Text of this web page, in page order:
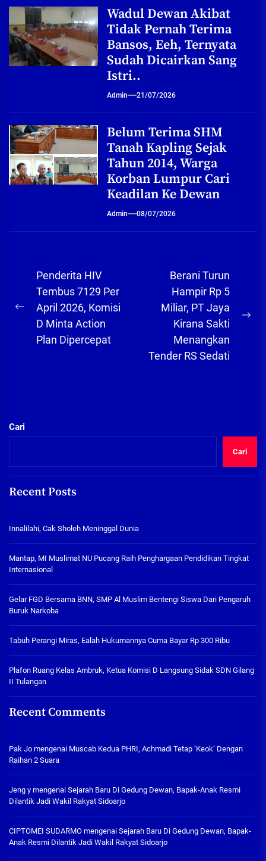
Wadul Dewan Akibat
Tidak Pernah Terima
Bansos, Eeh, Ternyata
Sudah Dicairkan Sang
Istri..
Admin 21/07/2026
Belum Terima SHM
Tanah Kapling Sejak
Tahun 2014, Warga
Korban Lumpur Cari
Keadilan Ke Dewan
Admin 08/07/2026
Navigasi
pos
Previous
post:
Penderita HIV
Tembus 7129 Per
April 2026, Komisi
D Minta Action
Plan Dipercepat
Berani Turun
Hampir Rp 5
Miliar, PT Jaya
Kirana Sakti
Menangkan
Tender RS Sedati
Cari
Cari
Recent Posts
Innalilahi, Cak Sholeh Meninggal Dunia
Mantap, MI Muslimat NU Pucang Raih Penghargaan Pendidikan Tingkat
Internasional
Gelar FGD Bersama BNN, SMP Al Muslim Bentengi Siswa Dari Pengaruh
Buruk Narkoba
Tabuh Perangi Miras, Ealah Hukumannya Cuma Bayar Rp 300 Ribu
Plafon Ruang Kelas Ambruk, Ketua Komisi D Langsung Sidak SDN Gilang
II Tulangan
Recent Comments
Pak Jo mengenai Muscab Kedua PHRI, Achmadi Tetap ‘Keok’ Dengan
Raihan 2 Suara
Jeng y mengenai Sejarah Baru Di Gedung Dewan, Bapak-Anak Resmi
Dilantik Jadi Wakil Rakyat Sidoarjo
CIPTOMEI SUDARMO mengenai Sejarah Baru Di Gedung Dewan, Bapak-
Anak Resmi Dilantik Jadi Wakil Rakyat Sidoarjo